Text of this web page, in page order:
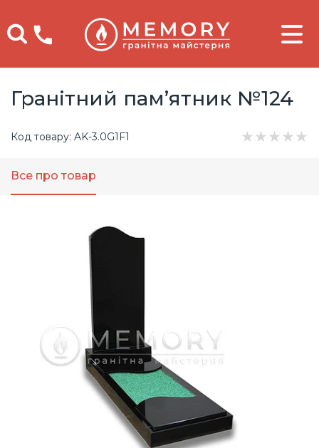
Телефоны
Гранітний пам’ятник №124
Код товару: AK-3.0G1F1 ★ ★ ★ ★ ★
Все про товар